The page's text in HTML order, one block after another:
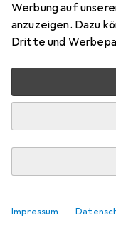
Werbung auf
anzuzeigen. Dazu
Dritte und
Impressum
EUR
0,04sparen
Angebot fürEUR
4
Zwischen Mi,
5 Stück an
Angebot von i